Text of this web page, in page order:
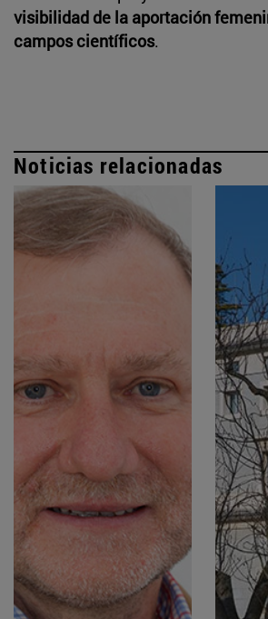
visibilidad de la aportación
campos científicos.
Noticias relacionadas